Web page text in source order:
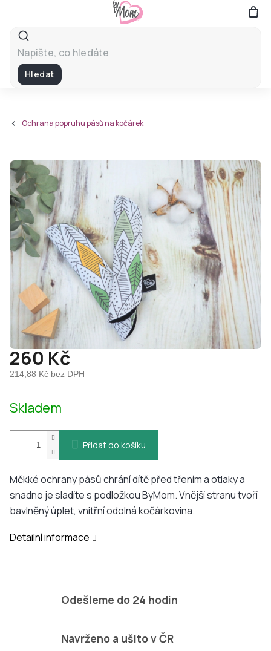
obsah
Hledat
Ochrana popruhu pásů na kočárek
260 Kč
214,88 Kč bez DPH
cena:
Skladem
Přidat do košíku
Měkké ochrany pásů chrání dítě před třením a otlaky a
snadno je sladíte s podložkou ByMom. Vnější stranu tvoří
bavlněný úplet, vnitřní odolná kočárkovina.
Detailní informace
Odešleme do 24 hodin
Navrženo a ušito v ČR